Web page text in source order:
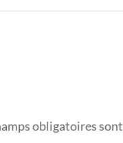
obligatoires sont